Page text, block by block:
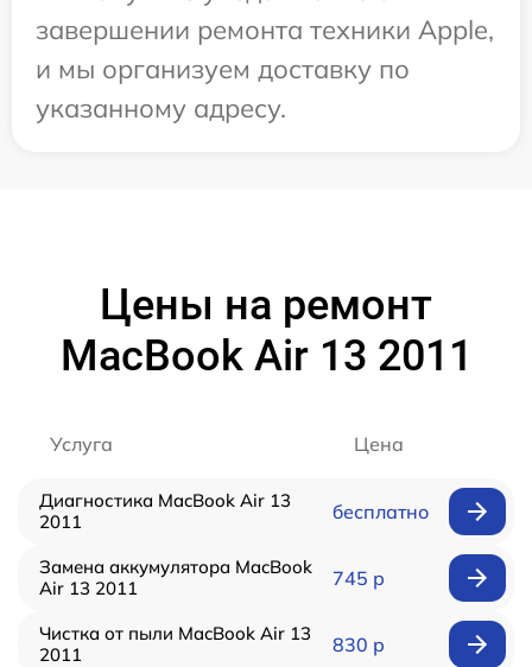
завершении ремонта техники Apple,
и мы организуем доставку по
указанному адресу.
Цены на ремонт
MacBook Air 13 2011
Услуга Цена
Диагностика MacBook Air 13
2011
бесплатно
Замена аккумулятора MacBook
Air 13 2011
745 р
Чистка от пыли MacBook Air 13
2011
830 р